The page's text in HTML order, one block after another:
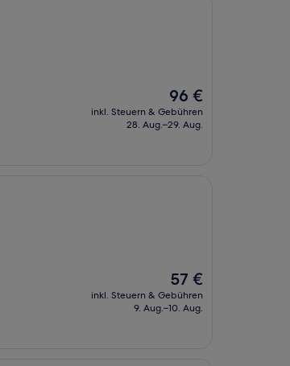
Der
Preis
beträgt
96 €
inkl. Steuern & Gebühren
28. Aug.–29. Aug.
Der
Preis
beträgt
57 €
inkl. Steuern & Gebühren
9. Aug.–10. Aug.